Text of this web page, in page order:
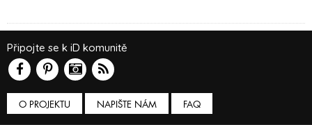
O PROJEKTU NAPIŠTE NÁM
Připojte se k iD komunitě
FAQ